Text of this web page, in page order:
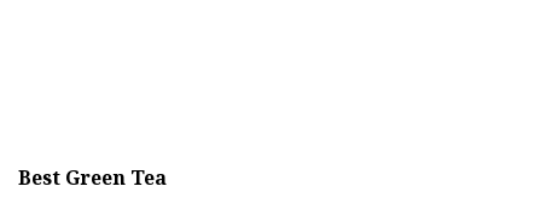
Best Green Tea